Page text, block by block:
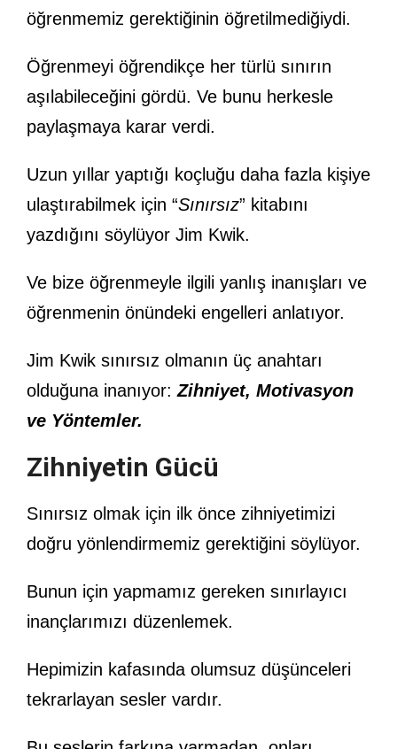
öğrenmemiz gerektiğinin öğretilmediğiydi.
Öğrenmeyi öğrendikçe her türlü sınırın
aşılabileceğini gördü. Ve bunu herkesle
paylaşmaya karar verdi.
Uzun yıllar yaptığı koçluğu daha fazla kişiye
ulaştırabilmek için “Sınırsız” kitabını
yazdığını söylüyor Jim Kwik.
Ve bize öğrenmeyle ilgili yanlış inanışları ve
öğrenmenin önündeki engelleri anlatıyor.
Jim Kwik sınırsız olmanın üç anahtarı
olduğuna inanıyor:Zihniyet, Motivasyon
ve Yöntemler.
Zihniyetin Gücü
Sınırsız olmak için ilk önce zihniyetimizi
doğru yönlendirmemiz gerektiğini söylüyor.
Bunun için yapmamız gereken sınırlayıcı
inançlarımızı düzenlemek.
Hepimizin kafasında olumsuz düşünceleri
tekrarlayan sesler vardır.